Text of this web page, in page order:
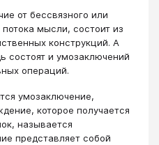
от бессвязного или
мысли, состоит из
конструкций. А
состоят и умозаключений
операций.
умозаключение,
которое получается
называется
представляет собой